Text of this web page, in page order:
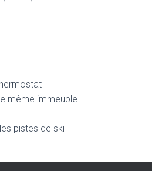
même immeuble
pistes de ski